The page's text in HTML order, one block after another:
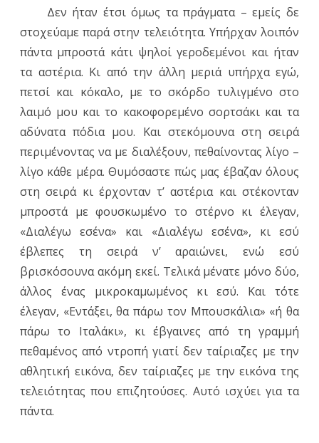
Δεν ήταν έτσι όμως τα πράγματα – εμείς δε
στοχεύαμε παρά στην τελειότητα. Υπήρχαν λοιπόν
πάντα μπροστά κάτι ψηλοί γεροδεμένοι και ήταν
τα αστέρια. Κι από την άλλη μεριά υπήρχα εγώ,
πετσί και κόκαλο, με το σκόρδο τυλιγμένο στο
λαιμό μου και το κακοφορεμένο σορτσάκι και τα
αδύνατα πόδια μου. Και στεκόμουνα στη σειρά
περιμένοντας να με διαλέξουν, πεθαίνοντας λίγο –
λίγο κάθε μέρα. Θυμόσαστε πώς μας έβαζαν όλους
στη σειρά κι έρχονταν τ’ αστέρια και στέκονταν
μπροστά με φουσκωμένο το στέρνο κι έλεγαν,
«Διαλέγω εσένα» και «Διαλέγω εσένα», κι εσύ
έβλεπες τη σειρά ν’ αραιώνει, ενώ εσύ
βρισκόσουνα ακόμη εκεί. Τελικά μένατε μόνο δύο,
άλλος ένας μικροκαμωμένος κι εσύ. Και τότε
έλεγαν, «Εντάξει, θα πάρω τον Μπουσκάλια» «ή θα
πάρω το Ιταλάκι», κι έβγαινες από τη γραμμή
πεθαμένος από ντροπή γιατί δεν ταίριαζες με την
αθλητική εικόνα, δεν ταίριαζες με την εικόνα της
τελειότητας που επιζητούσες. Αυτό ισχύει για τα
πάντα.